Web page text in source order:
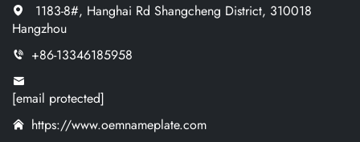
1183-8#, Hanghai Rd Shangcheng District, 310018
Hangzhou
+86-13346185958
[email protected]
https://www.oemnameplate.com